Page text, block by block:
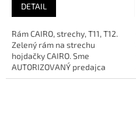
DETAIL
Rám CAIRO, strechy, T11, T12.
Zelený rám na strechu
hojdačky CAIRO. Sme
AUTORIZOVANÝ predajca
značky